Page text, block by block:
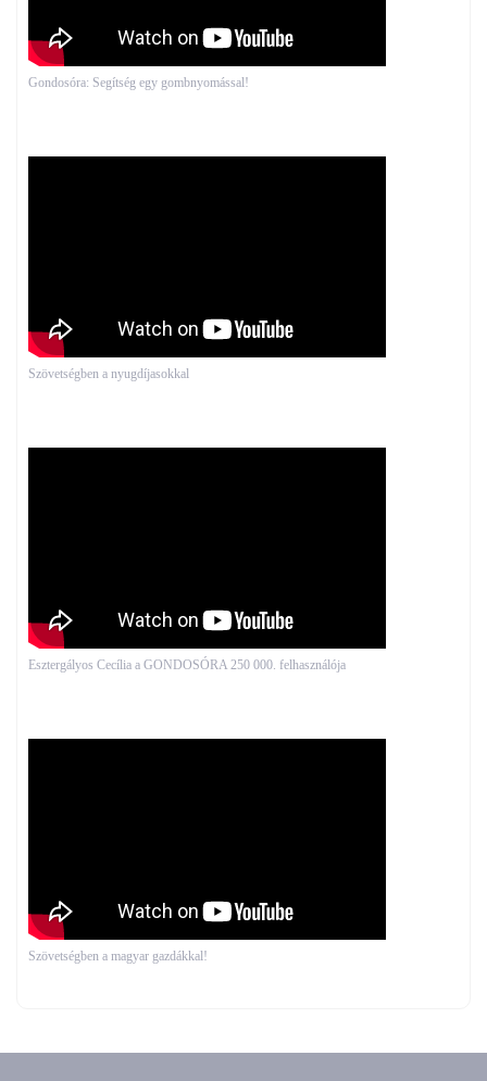
Gondosóra: Segítség egy gombnyomással!
Szövetségben a nyugdíjasokkal
Esztergályos Cecília a GONDOSÓRA 250 000. felhasználója
Szövetségben a magyar gazdákkal!